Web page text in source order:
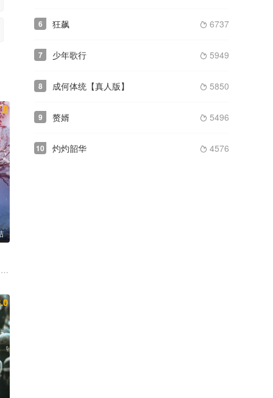
中华
徐正溪
李佑川 邬家楷
小宅
6  6737
狂飙
7  5949
少年歌行
8  5850
成何体统【真人版】
9  5496
赘婿
10  4576
灼灼韶华